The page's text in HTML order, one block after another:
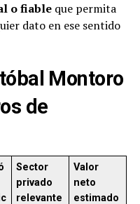
o fiableque permita
dato en ese sentido
Montoro
de
Sector
privado
relevante
Valor
neto
estimado